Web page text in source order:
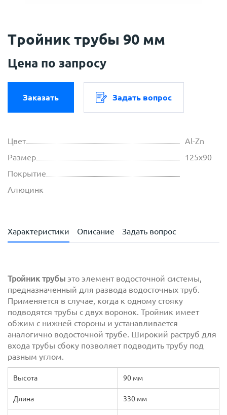
Тройник трубы 90 мм
Цена по запросу
Заказать Задать вопрос
Цвет
Al-Zn
Размер
125х90
Покрытие
Алюцинк
Характеристики Описание Задать вопрос
Тройник трубы это элемент водосточной системы,
предназначенный для развода водосточных труб.
Применяется в случае, когда к одному стояку
подводятся трубы с двух воронок. Тройник имеет
обжим с нижней стороны и устанавливается
аналогично водосточной трубе. Широкий раструб для
входа трубы сбоку позволяет подводить трубу под
разным углом.
Высота 90 мм
Длина 330 мм